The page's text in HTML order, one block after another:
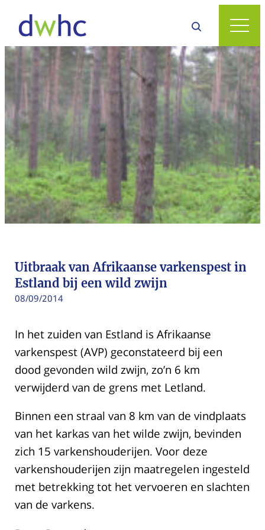
Uitbraak van Afrikaanse varkenspest in
Estland bij een wild zwijn
08/09/2014
In het zuiden van Estland is Afrikaanse
varkenspest (AVP) geconstateerd bij een
dood gevonden wild zwijn, zo’n 6 km
verwijderd van de grens met Letland.
Binnen een straal van 8 km van de vindplaats
van het karkas van het wilde zwijn, bevinden
zich 15 varkenshouderijen. Voor deze
varkenshouderijen zijn maatregelen ingesteld
met betrekking tot het vervoeren en slachten
van de varkens.